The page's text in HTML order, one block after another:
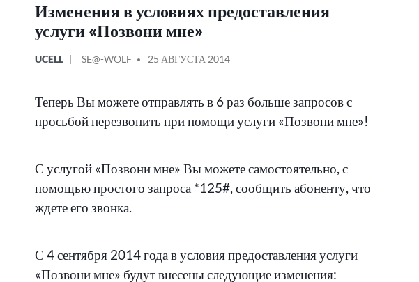
Изменения в условиях предоставления
услуги «Позвони мне»
ОПУБЛИКОВАНО
UCELL
СООБЩЕНИЕ
SE@-WOLF 25 АВГУСТА 2014
Теперь Вы можете отправлять в 6 раз больше запросов с
просьбой перезвонить при помощи услуги «Позвони мне»!
С услугой «Позвони мне» Вы можете самостоятельно, с
помощью простого запроса *125#, сообщить абоненту, что
ждете его звонка.
С 4 сентября 2014 года в условия предоставления услуги
«Позвони мне» будут внесены следующие изменения: